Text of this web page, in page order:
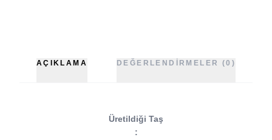
AÇIKLAMA DEĞERLENDIRMELER (0)
Üretildiği Taş
: